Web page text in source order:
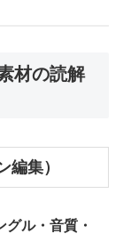
材の読解
編集）
グル・音質・